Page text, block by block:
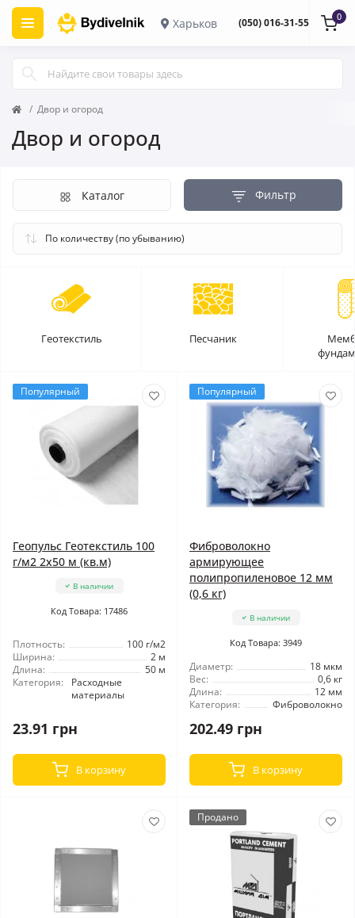
Харьков (050) 016-31-55 0
Двор и огород
Двор и огород
Фильтр
Каталог
Геотекстиль Песчаник
Популярный
Геопульс Геотекстиль 100
г/м2 2x50 м (кв.м)
В наличии
Код Товара: 17486
Плотность:
100 г/м2
Ширина:
2 м
Длина:
50 м
Категория:
Расходные
материалы
23.91 грн
В корзину
Популярный
Фиброволокно
армирующее
полипропиленовое 12 мм
(0,6 кг)
В наличии
Код Товара: 3949
Диаметр:
18 мкм
Вес:
0,6 кг
Длина:
12 мм
Категория:
Фиброволокно
202.49 грн
В корзину
Продано